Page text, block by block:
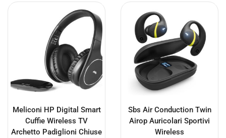
Meliconi HP Digital Smart
Cuffie Wireless TV
Archetto Padiglioni Chiuse
Sbs Air Conduction Twin
Airop Auricolari Sportivi
Wireless